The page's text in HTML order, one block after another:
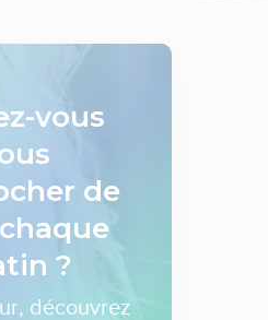
vous
de
chaque
?
découvrez